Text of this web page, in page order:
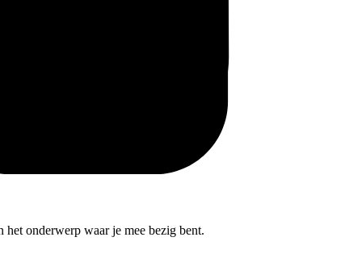
onderwerp waar je mee bezig bent.